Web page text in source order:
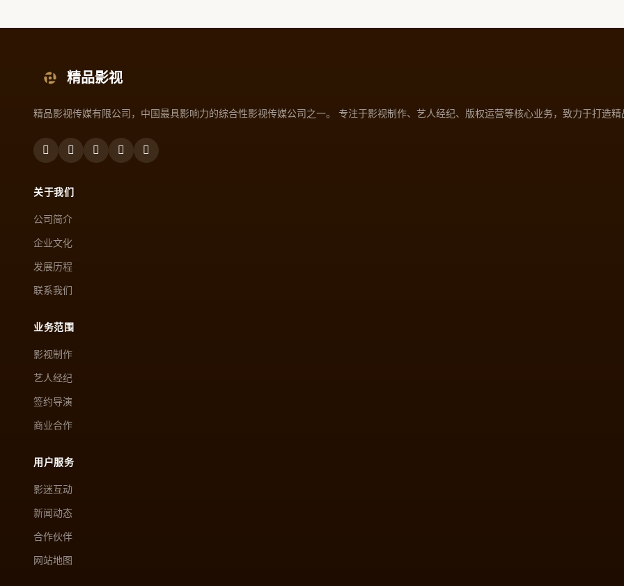
精品影视
精品影视传媒有限公司，中国最具影响力的综合性影视传媒公司之一。 专注于影视制作、艺人经纪、版权运营等核心业务，致力于打造精
关于我们
公司简介
企业文化
发展历程
联系我们
业务范围
影视制作
艺人经纪
签约导演
商业合作
用户服务
影迷互动
新闻动态
合作伙伴
网站地图